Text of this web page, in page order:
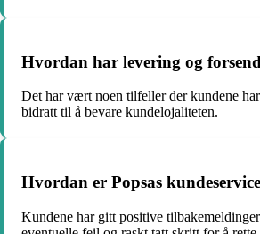
Hvordan har levering og
Det har vært noen tilfeller der kundene
bidratt til å bevare kundelojaliteten.
Hvordan er Popsas
Kundene har gitt positive